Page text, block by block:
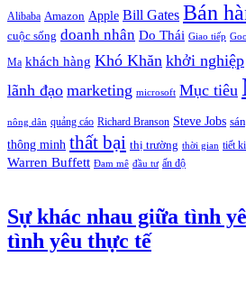
Alibaba Amazon Apple Bill Gates Bán
cuộc sống doanh nhân Do Thái Giao tiếp
Ma khách hàng Khó Khăn khởi nghiệp
lãnh đạo marketing microsoft Mục tiêu
nông dân quảng cáo Richard Branson Steve Jobs
thông minh thất bại thị trường thời gian tiết
Warren Buffett Đam mê đầu tư ấn độ
Sự khác nhau giữa tình
tình yêu thực tế